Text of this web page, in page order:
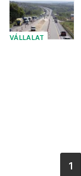
VÁLLALAT
1